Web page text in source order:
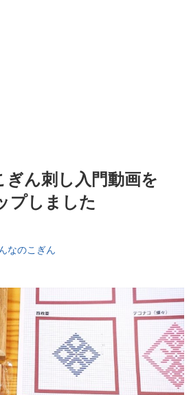
ぎん刺し入門動画を
プしました
なのこぎん